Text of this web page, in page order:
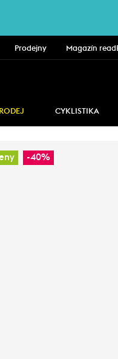
Prodejny Magazín
CYKLISTIKA
-40%